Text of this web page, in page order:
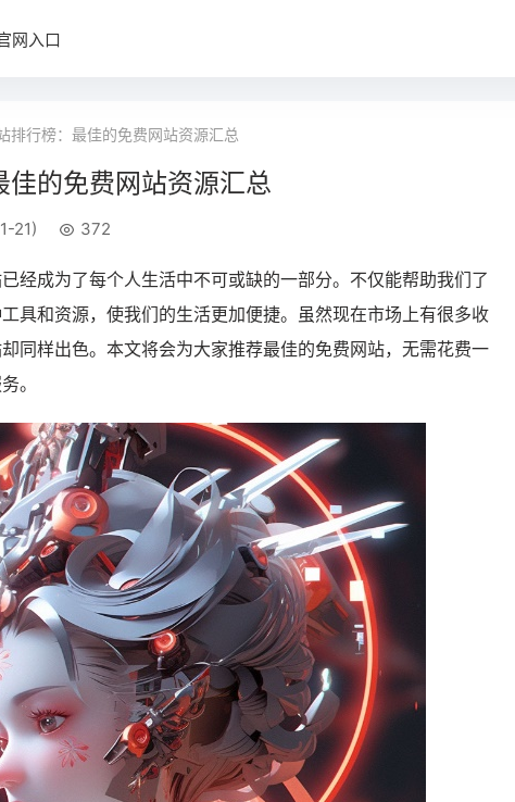
网入口
排行榜：最佳的免费网站资源汇总
的免费网站资源汇总
21) 372
经成为了每个人生活中不可或缺的一部分。不仅能帮助我们了
具和资源，使我们的生活更加便捷。虽然现在市场上有很多收
同样出色。本文将会为大家推荐最佳的免费网站，无需花费一
。